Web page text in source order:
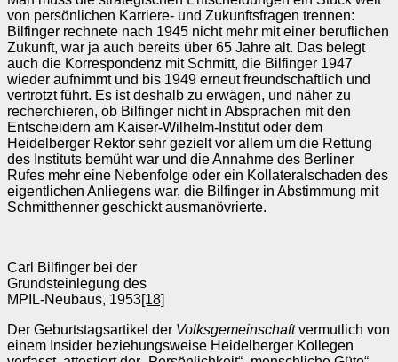
von persönlichen Karriere‑ und Zukunftsfragen trennen:
Bilfinger rechnete nach 1945 nicht mehr mit einer beruflichen
Zukunft, war ja auch bereits über 65 Jahre alt. Das belegt
auch die Korrespondenz mit Schmitt, die Bilfinger 1947
wieder aufnimmt und bis 1949 erneut freundschaftlich und
vertrotzt führt. Es ist deshalb zu erwägen, und näher zu
recherchieren, ob Bilfinger nicht in Absprachen mit den
Entscheidern am Kaiser-Wilhelm-Institut oder dem
Heidelberger Rektor sehr gezielt vor allem um die Rettung
des Instituts bemüht war und die Annahme des Berliner
Rufes mehr eine Nebenfolge oder ein Kollateralschaden des
eigentlichen Anliegens war, die Bilfinger in Abstimmung mit
Schmitthenner geschickt ausmanövrierte.
Carl Bilfinger bei der
Grundsteinlegung des
MPIL‑Neubaus, 1953[18]
Der Geburtstagsartikel der Volksgemeinschaftvermutlich von
einem Insider beziehungsweise Heidelberger Kollegen